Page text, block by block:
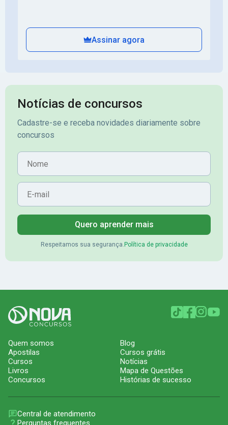
Assinar agora
Notícias de concursos
Cadastre-se e receba novidades diariamente sobre
concursos
Nome
E-mail
Quero aprender mais
Respeitamos sua segurança. Política de privacidade
Quem somos
Apostilas
Cursos
Livros
Concursos
Blog
Cursos grátis
Notícias
Mapa de Questões
Histórias de sucesso
Central de atendimento
Perguntas frequentes